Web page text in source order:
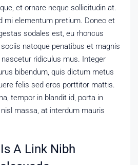
et ornare neque sollicitudin at.
mi elementum pretium. Donec et
sodales est, eu rhoncus
natoque penatibus et magnis
ridiculus mus. Integer
bibendum, quis dictum metus
felis sed eros porttitor mattis.
tempor in blandit id, porta in
nisl massa, at interdum mauris
A Link Nibh